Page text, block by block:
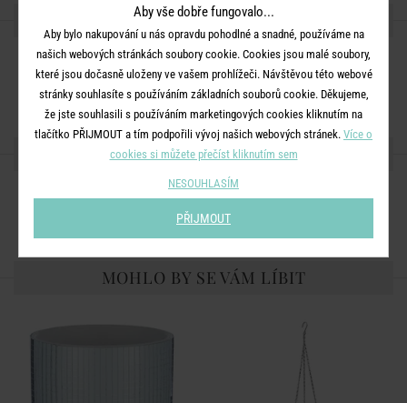
DETAILY PRODUKTU
Rozměry:průměr 11 x V 10 cm
Materiál:kamenina
SDÍLEJTE S PŘÁTELI
MOHLO BY SE VÁM LÍBIT
Aby vše dobře fungovalo...
Aby bylo nakupování u nás opravdu pohodlné a snadné, používáme na
našich webových stránkách soubory cookie. Cookies jsou malé soubory,
které jsou dočasně uloženy ve vašem prohlížeči. Návštěvou této webové
stránky souhlasíte s používáním základních souborů cookie. Děkujeme,
že jste souhlasili s používáním marketingových cookies kliknutím na
tlačítko PŘIJMOUT a tím podpořili vývoj našich webových stránek. Více o
cookies si můžete přečíst kliknutím sem
NESOUHLASÍM
PŘIJMOUT